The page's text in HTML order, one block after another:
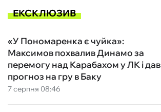
ЕКСКЛЮЗИВ
7 серпня 08:46
«У Пономаренка є чуйка»:
Максимов похвалив Динамо за
перемогу над Карабахом у ЛК і дав
прогноз на гру в Баку